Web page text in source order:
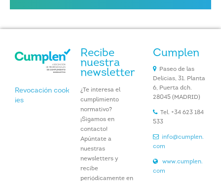
Revocación cook
ies
Recibe
nuestra
newsletter
¿Te interesa el
cumplimiento
normativo?
¡Sigamos en
contacto!
Apúntate a
nuestras
newsletters y
recibe
periódicamente en
Cumplen
Paseo de las
Delicias, 31. Planta
6, Puerta dch.
28045 (MADRID)
Tel. +34 623 184
533
info@cumplen.
com
www.cumplen.
com